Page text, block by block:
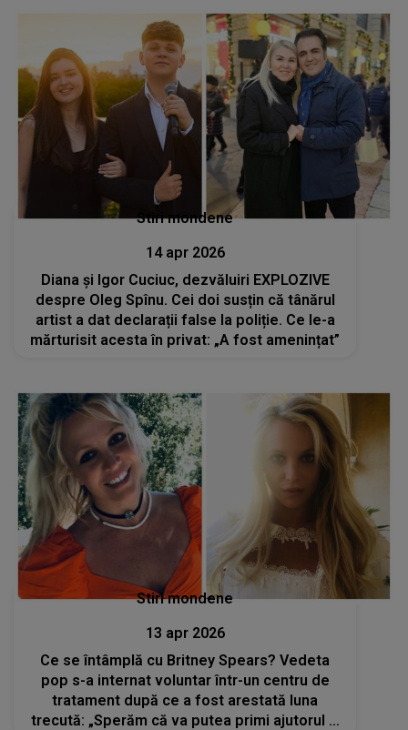
Stiri mondene
14 apr 2026
Diana și Igor Cuciuc, dezvăluiri EXPLOZIVE
despre Oleg Spînu. Cei doi susțin că tânărul
artist a dat declarații false la poliție. Ce le-a
mărturisit acesta în privat: „A fost amenințat”
Stiri mondene
13 apr 2026
Ce se întâmplă cu Britney Spears? Vedeta
pop s-a internat voluntar într-un centru de
tratament după ce a fost arestată luna
trecută: „Sperăm că va putea primi ajutorul şi